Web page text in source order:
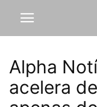
Alpha
acelera